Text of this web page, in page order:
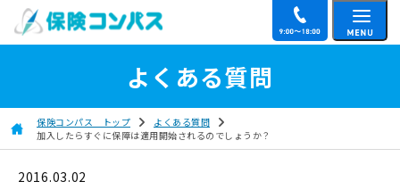
よくある質問
保険コンパス トップ
よくある質問
加入したらすぐに保障は適用開始されるのでしょうか？
2016.03.02